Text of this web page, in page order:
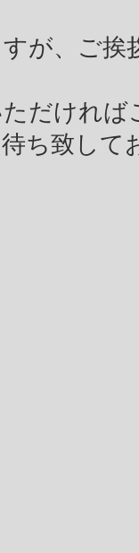
が、ご
だければ
ち致して